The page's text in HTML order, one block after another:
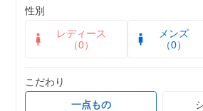
性別
レディース
（0）
メンズ
（0）
こだわり
一点もの